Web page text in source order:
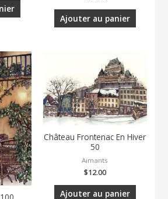
Ajouter au panier
Château Frontenac En Hiver
50
Aimants
$12.00
Ajouter au panier